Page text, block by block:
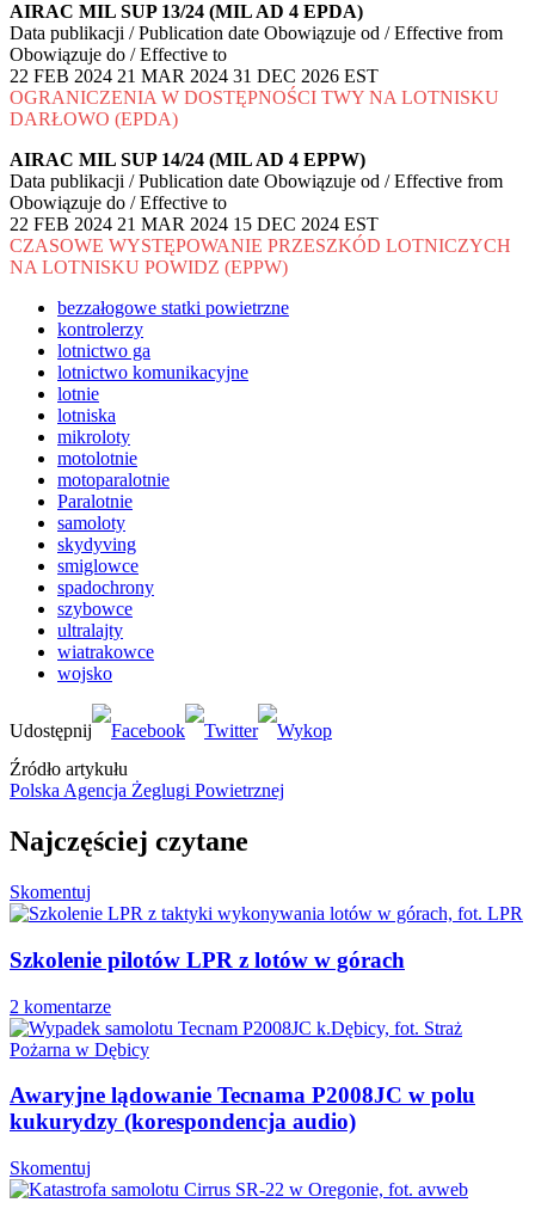
AIRAC MIL SUP 13/24 (MIL AD 4 EPDA)
Data publikacji / Publication date Obowiązuje od / Effective from
Obowiązuje do / Effective to
22 FEB 2024 21 MAR 2024 31 DEC 2026 EST
OGRANICZENIA W DOSTĘPNOŚCI TWY NA LOTNISKU
DARŁOWO (EPDA)
AIRAC MIL SUP 14/24 (MIL AD 4 EPPW)
Data publikacji / Publication date Obowiązuje od / Effective from
Obowiązuje do / Effective to
22 FEB 2024 21 MAR 2024 15 DEC 2024 EST
CZASOWE WYSTĘPOWANIE PRZESZKÓD LOTNICZYCH
NA LOTNISKU POWIDZ (EPPW)
bezzałogowe statki powietrzne
kontrolerzy
lotnictwo ga
lotnictwo komunikacyjne
lotnie
lotniska
mikroloty
motolotnie
motoparalotnie
Paralotnie
samoloty
skydyving
smiglowce
spadochrony
szybowce
ultralajty
wiatrakowce
wojsko
Źródło artykułu
Polska Agencja Żeglugi Powietrznej
Najczęściej czytane
Skomentuj
Szkolenie pilotów LPR z lotów w górach
2 komentarze
Awaryjne lądowanie Tecnama P2008JC w polu
kukurydzy (korespondencja audio)
Skomentuj